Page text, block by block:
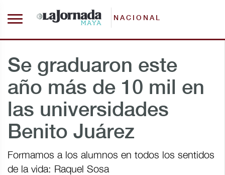
NACIONAL
Se graduaron este
año más de 10 mil en
las universidades
Benito Juárez
Formamos a los alumnos en todos los sentidos
de la vida: Raquel Sosa